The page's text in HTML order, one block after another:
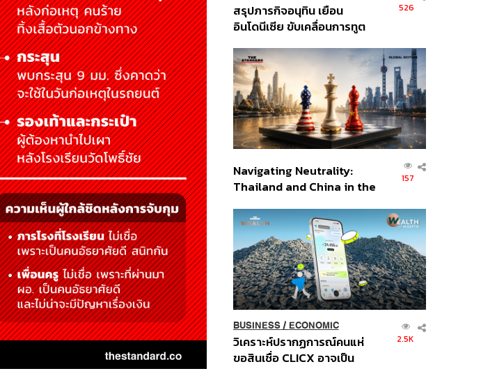
สรุปภารกิจอนุทิน เยือน
อินโดนีเซีย ขับเคลื่อนการทูต
ส่วนยุทธศาสตร์ไทย –
อินโดนีเซีย
526
Navigating Neutrality:
Thailand and China in the
Order
157
BUSINESS/ ECONOMIC
วิเคราะห์ปรากฏการณ์คนแห่
ขอสินเชื่อ CLICX อาจเป็น
2.5K